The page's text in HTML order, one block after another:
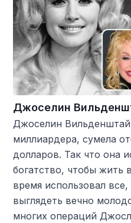
Джоселин
Джоселин
миллиардера, сумела
долларов. Так что она
богатство, чтобы жить
время использовал
выглядеть вечно
многих операций